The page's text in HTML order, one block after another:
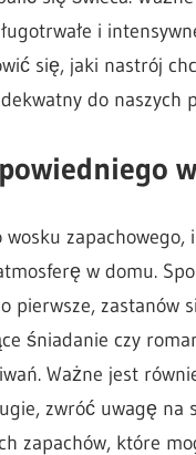
i
się, jaki nastrój
do naszych
w domu.
pierwsze, zastanów
śniadanie czy
Ważne jest
zwróć uwagę na
zapachów, które